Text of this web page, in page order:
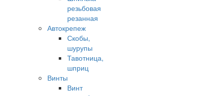
резьбовая
резанная
Автокрепеж
Скобы,
шурупы
Тавотница,
шприц
Винты
Винт